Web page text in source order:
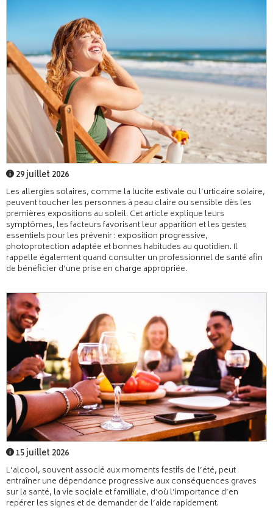
29 juillet 2026
Les allergies solaires, comme la lucite estivale ou l’urticaire solaire,
peuvent toucher les personnes à peau claire ou sensible dès les
premières expositions au soleil. Cet article explique leurs
symptômes, les facteurs favorisant leur apparition et les gestes
essentiels pour les prévenir : exposition progressive,
photoprotection adaptée et bonnes habitudes au quotidien. Il
rappelle également quand consulter un professionnel de santé afin
de bénéficier d’une prise en charge appropriée.
15 juillet 2026
L’alcool, souvent associé aux moments festifs de l’été, peut
entraîner une dépendance progressive aux conséquences graves
sur la santé, la vie sociale et familiale, d’où l’importance d’en
repérer les signes et de demander de l’aide rapidement.